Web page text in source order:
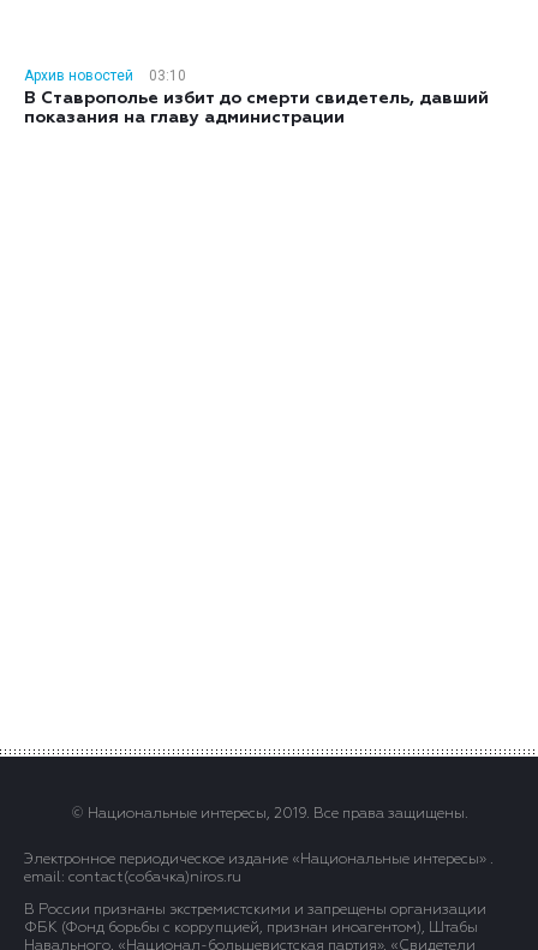
Архив новостей
03:10
В Ставрополье избит до смерти свидетель, давший
показания на главу администрации
© Национальные интересы, 2019. Все права защищены.
Электронное периодическое издание «Национальные интересы» .
email: contact(сoбaчка)niros.ru
В России признаны экстремистскими и запрещены организации
ФБК (Фонд борьбы с коррупцией, признан иноагентом), Штабы
Навального, «Национал-большевистская партия», «Свидетели